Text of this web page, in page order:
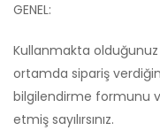
GENEL:
Kullanmakta
ortamda sipariş
bilgilendirme formunu
etmiş sayılırsınız.